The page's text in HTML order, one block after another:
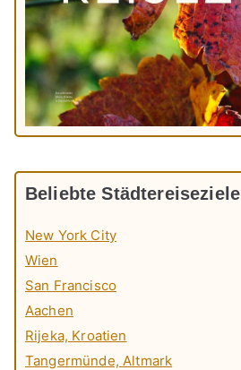
Beliebte Städtereiseziele
New York City
Wien
San Francisco
Aachen
Rijeka, Kroatien
Tangermünde, Altmark